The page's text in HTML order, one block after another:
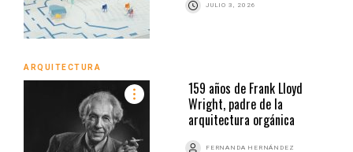
JULIO 3, 2026
ARQUITECTURA
159 años de Frank Lloyd
Wright, padre de la
arquitectura orgánica
FERNANDA HERNÁNDEZ